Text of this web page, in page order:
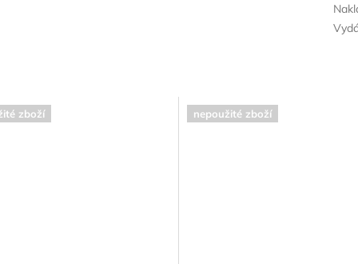
zboží nepoužité zboží